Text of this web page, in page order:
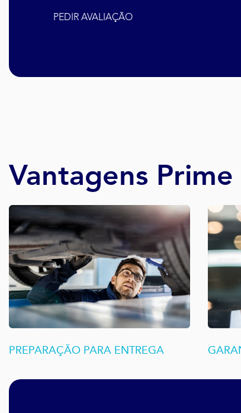
PEDIR AVALIAÇÃO
Vantagens
PREPARAÇÃO PARA ENTREGA